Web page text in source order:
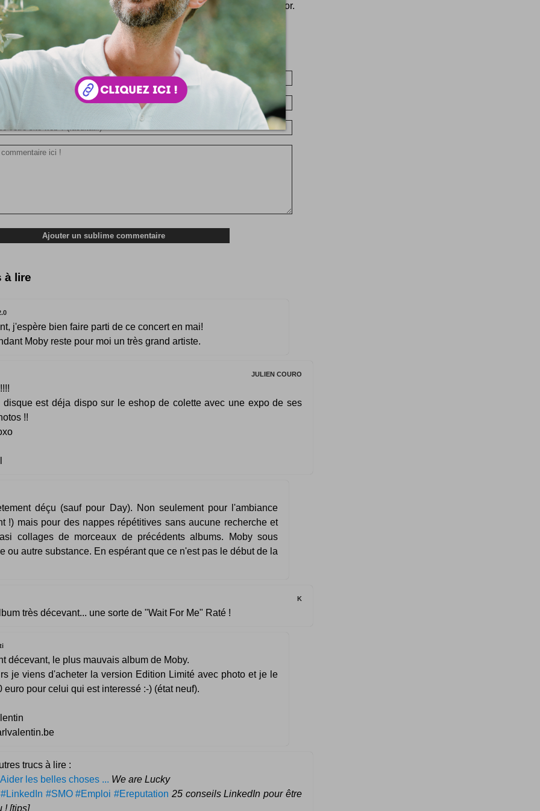
de sens. Je sais que vous avez travaillé avec Sinéad O' Connor.
l'intention de collaborer avec d'autres...
votre avis !
à lire
j'espère bien faire parti de ce concert en mai!
Moby reste pour moi un très grand artiste.
JULIEN COURO
disque est déja dispo sur le eshop de colette avec une expo de ses
!!
déçu (sauf pour Day). Non seulement pour l'ambiance
!) mais pour des nappes répétitives sans aucune recherche et
collages de morceaux de précédents albums. Moby sous
ou autre substance. En espérant que ce n'est pas le début de la
K
très décevant... une sorte de "Wait For Me" Raté !
décevant, le plus mauvais album de Moby.
je viens d'acheter la version Edition Limité avec photo et je le
euro pour celui qui est interessé :-) (état neuf).
trucs à lire :
Aider les belles choses ... We are Lucky
#LinkedIn #SMO #Emploi #Ereputation 25 conseils LinkedIn pour être
! [tips]